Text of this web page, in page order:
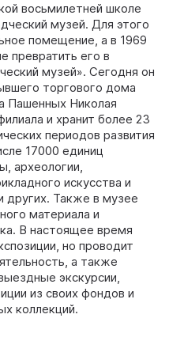
восьмилетней школе
музей. Для этого
помещение, а в 1969
превратить его в
музей». Сегодня он
торгового дома
Пашенных Николая
и хранит более 23
периодов развития
17000 единиц
археологии,
искусства и
других. Также в музее
материала и
В настоящее время
но проводит
а также
экскурсии,
из своих фондов и
коллекций.